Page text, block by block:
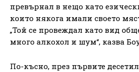
превърнал в нещо като
които някога имали своето
„Той се провеждал като вид
много алкохол и шум“, казва
По-късно, през първите